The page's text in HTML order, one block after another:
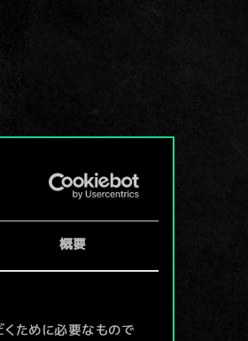
概要
ために必要なもので